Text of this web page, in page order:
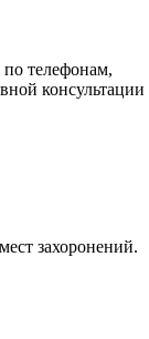
телефонам,
консультации
захоронений.